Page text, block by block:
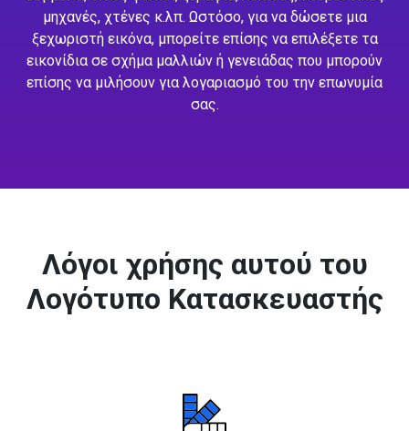
μηχανές, χτένες κ.λπ. Ωστόσο, για να δώσετε μια
ξεχωριστή εικόνα, μπορείτε επίσης να επιλέξετε τα
εικονίδια σε σχήμα μαλλιών ή γενειάδας που μπορούν
επίσης να μιλήσουν για λογαριασμό του την επωνυμία
σας.
Λόγοι χρήσης αυτού του
Λογότυπο Κατασκευαστής